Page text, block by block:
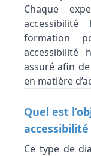
Chaque
formation
accessibilité
assuré afin
en matière
Quel est
Ce type de